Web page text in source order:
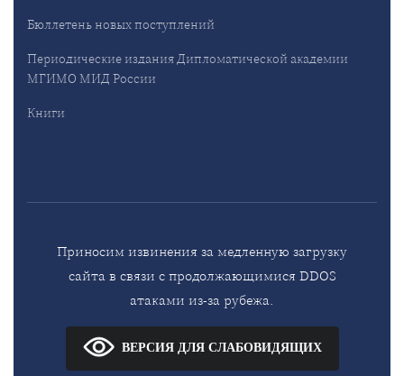
Бюллетень новых поступлений
Периодические издания Дипломатической академии
МГИМО МИД России
Книги
Приносим извинения за медленную загрузку
сайта в связи с продолжающимися DDOS
атаками из-за рубежа.
ВЕРСИЯ ДЛЯ СЛАБОВИДЯЩИХ